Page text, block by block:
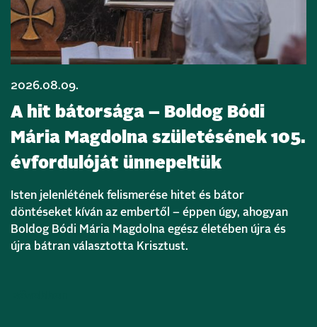
2026.08.09.
A hit bátorsága – Boldog Bódi
Mária Magdolna születésének 105.
évfordulóját ünnepeltük
Isten jelenlétének felismerése hitet és bátor
döntéseket kíván az embertől – éppen úgy, ahogyan
Boldog Bódi Mária Magdolna egész életében újra és
újra bátran választotta Krisztust.